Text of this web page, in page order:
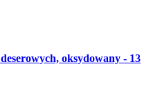
oksydowany - 13